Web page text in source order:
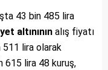
43 bin 485 lira
altınının alış fiyatı
511 lira olarak
615 lira 48 kuruş,